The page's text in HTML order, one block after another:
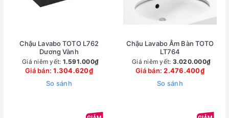
Chậu Lavabo TOTO L762
Dương Vành
Giá niêm yết: 1.591.000₫
Giá bán:1.304.620₫
So sánh
Chậu Lavabo Âm Bàn TOTO
LT764
Giá niêm yết: 3.020.000₫
Giá bán:2.476.400₫
So sánh